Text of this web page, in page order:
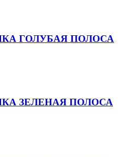
ГОЛУБАЯ ПОЛОСА
ЗЕЛЕНАЯ ПОЛОСА